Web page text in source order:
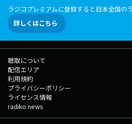
ラジコプレミアムに登録すると日本全国の
詳しくはこちら
聴取について
配信エリア
利用規約
プライバシーポリシー
ライセンス情報
radiko news